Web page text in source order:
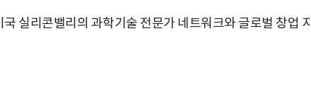
실리콘밸리의 과학기술 전문가 네트워크와 글로벌 창업 지